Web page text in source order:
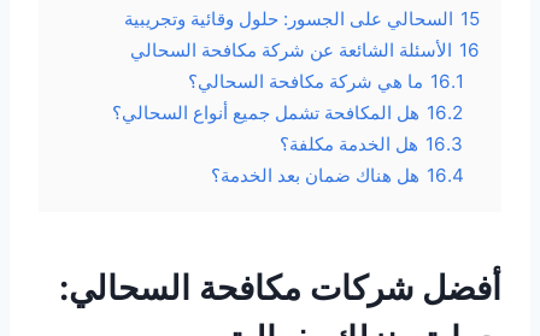
15 السحالي على الجسور: حلول وقائية وتجريبية
16 الأسئلة الشائعة عن شركة مكافحة السحالي
16.1 ما هي شركة مكافحة السحالي؟
16.2 هل المكافحة تشمل جميع أنواع السحالي؟
16.3 هل الخدمة مكلفة؟
16.4 هل هناك ضمان بعد الخدمة؟
أفضل شركات مكافحة السحالي: